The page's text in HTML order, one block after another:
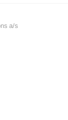
a/s